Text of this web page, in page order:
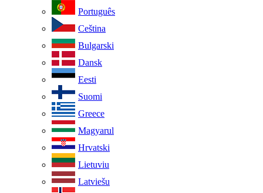
Português
Ceština
Bulgarski
Dansk
Eesti
Suomi
Greece
Magyarul
Hrvatski
Lietuviu
Latviešu